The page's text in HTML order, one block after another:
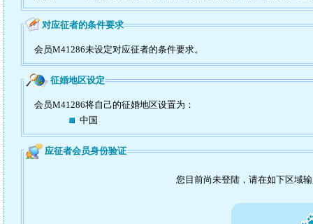
对应征者的条件要求
会员M41286未设定对应征者的条件要求。
征婚地区设定
会员M41286将自己的征婚地区设置为：
中国
应征者会员身份验证
您目前尚未登陆，请在如下区域